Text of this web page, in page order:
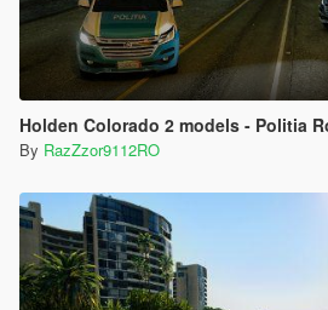
Holden Colorado 2 models - Politia
By RazZzor9112RO